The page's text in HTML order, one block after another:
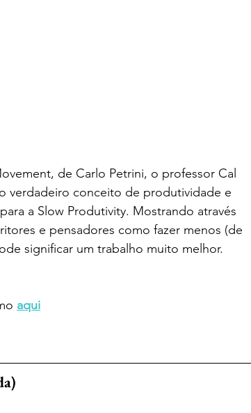
de Carlo Petrini, o professor Cal
verdadeiro conceito de produtividade e
a Slow Produtivity. Mostrando através
e pensadores como fazer menos (de
significar um trabalho muito melhor.
aqui